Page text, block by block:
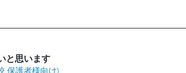
と思います
保護者様向け)